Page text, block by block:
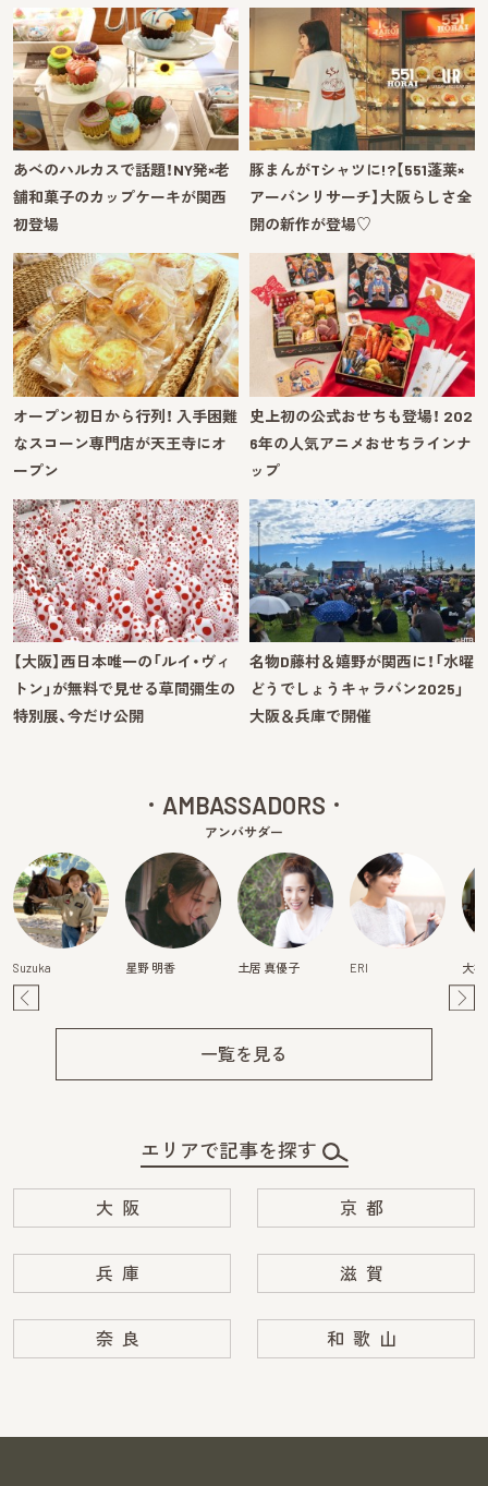
あべのハルカスで話題！NY発×老
舗和菓子のカップケーキが関西
初登場
豚まんがTシャツに!?【551蓬莱×
アーバンリサーチ】大阪らしさ全
開の新作が登場♡
オープン初日から行列！ 入手困難
なスコーン専門店が天王寺にオ
ープン
史上初の公式おせちも登場！ 202
6年の人気アニメおせちラインナ
ップ
【大阪】西日本唯一の「ルイ・ヴィ
トン」が無料で見せる草間彌生の
特別展、今だけ公開
名物D藤村＆嬉野が関西に！「水曜
どうでしょうキャラバン2025」
大阪＆兵庫で開催
AMBASSADORS
アンバサダー
Suzuka 星野 明香 土居 真優子 ERI 大
一覧を見る
エリアで記事を探す
大阪 京都
兵庫 滋賀
奈良 和歌山